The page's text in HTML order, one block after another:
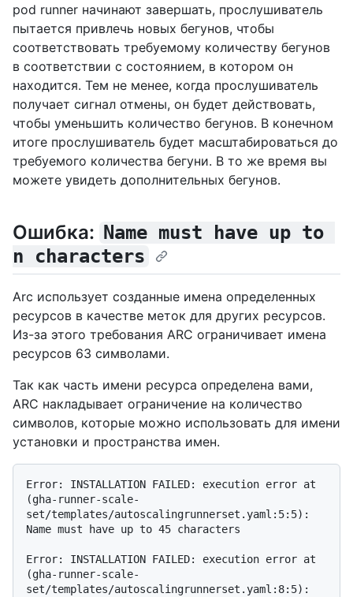
pod runner начинают завершать, прослушиватель
пытается привлечь новых бегунов, чтобы
соответствовать требуемому количеству бегунов
в соответствии с состоянием, в котором он
находится. Тем не менее, когда прослушиватель
получает сигнал отмены, он будет действовать,
чтобы уменьшить количество бегунов. В конечном
итоге прослушиватель будет масштабироваться до
требуемого количества бегуни. В то же время вы
можете увидеть дополнительных бегунов.
Ошибка: Name must have up to
n characters
Arc использует созданные имена определенных
ресурсов в качестве меток для других ресурсов.
Из-за этого требования ARC ограничивает имена
ресурсов 63 символами.
Так как часть имени ресурса определена вами,
ARC накладывает ограничение на количество
символов, которые можно использовать для имени
установки и пространства имен.
Error: INSTALLATION FAILED: execution error at
(gha-runner-scale-
set/templates/autoscalingrunnerset.yaml:5:5):
Name must have up to 45 characters
Error: INSTALLATION FAILED: execution error at
(gha-runner-scale-
set/templates/autoscalingrunnerset.yaml:8:5):